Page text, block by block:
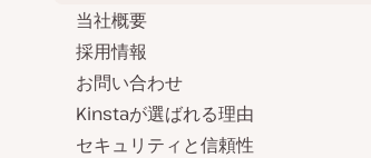
当社概要
採用情報
お問い合わせ
Kinstaが選ばれる理由
セキュリティと信頼性